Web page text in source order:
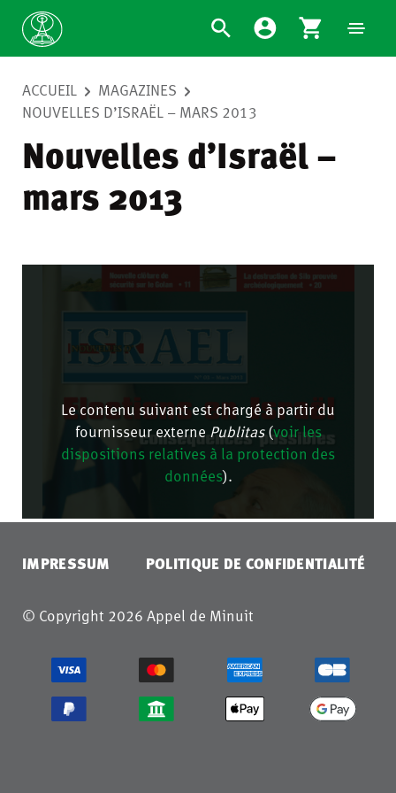
ACCUEIL
MAGAZINES
NOUVELLES D’ISRAËL – MARS 2013
Nouvelles d’Israël –
mars 2013
Le contenu suivant est chargé à partir du
fournisseur externe Publitas(voir les
dispositions relatives à la protection des
données).
IMPRESSUM
POLITIQUE DE CONFIDENTIALITÉ
© Copyright 2026 Appel de Minuit